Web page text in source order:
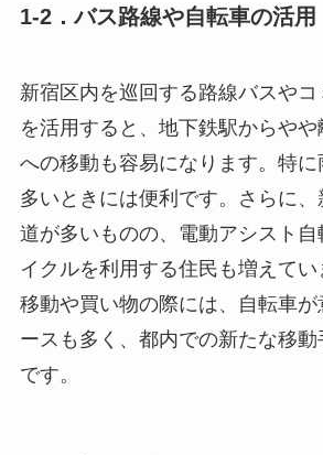
1-2．バス路線や自転車の活用
新宿区内を巡回する路線バスや
を活用すると、地下鉄駅からやや
への移動も容易になります。特
多いときには便利です。さらに
道が多いものの、電動アシスト
イクルを利用する住民も増えて
移動や買い物の際には、自転車
ースも多く、都内での新たな移
です。